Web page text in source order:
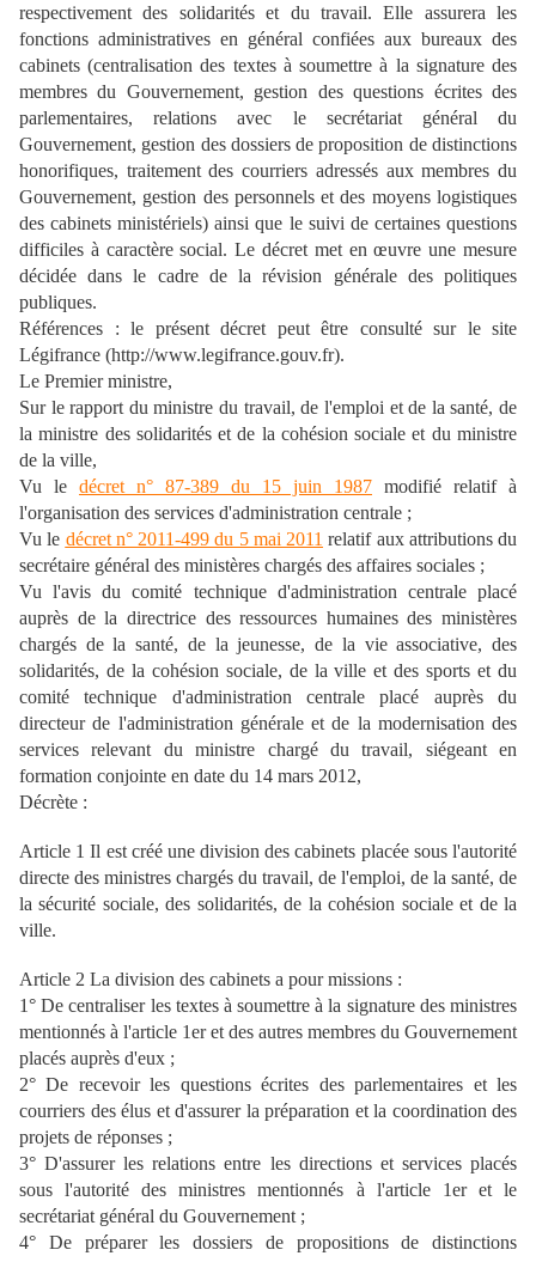
respectivement des solidarités et du travail. Elle assurera les
fonctions administratives en général confiées aux bureaux des
cabinets (centralisation des textes à soumettre à la signature des
membres du Gouvernement, gestion des questions écrites des
parlementaires, relations avec le secrétariat général du
Gouvernement, gestion des dossiers de proposition de distinctions
honorifiques, traitement des courriers adressés aux membres du
Gouvernement, gestion des personnels et des moyens logistiques
des cabinets ministériels) ainsi que le suivi de certaines questions
difficiles à caractère social. Le décret met en œuvre une mesure
décidée dans le cadre de la révision générale des politiques
publiques.
Références : le présent décret peut être consulté sur le site
Légifrance (http://www.legifrance.gouv.fr).
Le Premier ministre,
Sur le rapport du ministre du travail, de l'emploi et de la santé, de
la ministre des solidarités et de la cohésion sociale et du ministre
de la ville,
Vu le décret n° 87-389 du 15 juin 1987 modifié relatif à
l'organisation des services d'administration centrale ;
Vu le décret n° 2011-499 du 5 mai 2011 relatif aux attributions du
secrétaire général des ministères chargés des affaires sociales ;
Vu l'avis du comité technique d'administration centrale placé
auprès de la directrice des ressources humaines des ministères
chargés de la santé, de la jeunesse, de la vie associative, des
solidarités, de la cohésion sociale, de la ville et des sports et du
comité technique d'administration centrale placé auprès du
directeur de l'administration générale et de la modernisation des
services relevant du ministre chargé du travail, siégeant en
formation conjointe en date du 14 mars 2012,
Décrète :
Article 1 Il est créé une division des cabinets placée sous l'autorité
directe des ministres chargés du travail, de l'emploi, de la santé, de
la sécurité sociale, des solidarités, de la cohésion sociale et de la
ville.
Article 2 La division des cabinets a pour missions :
1° De centraliser les textes à soumettre à la signature des ministres
mentionnés à l'article 1er et des autres membres du Gouvernement
placés auprès d'eux ;
2° De recevoir les questions écrites des parlementaires et les
courriers des élus et d'assurer la préparation et la coordination des
projets de réponses ;
3° D'assurer les relations entre les directions et services placés
sous l'autorité des ministres mentionnés à l'article 1er et le
secrétariat général du Gouvernement ;
4° De préparer les dossiers de propositions de distinctions